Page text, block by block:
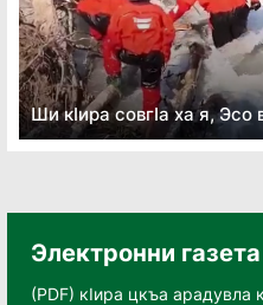
Ши кӏира совгӏа ха я, Эсо
Электронни
(PDF) кӀира цкъа